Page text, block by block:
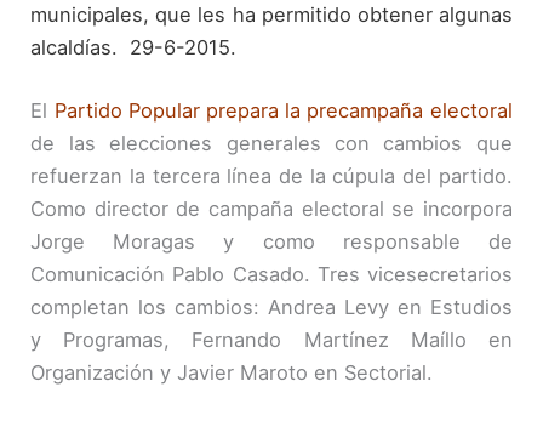
municipales, que les ha permitido obtener algunas
alcaldías.
29-6-2015.
El Partido Popular prepara la precampaña electoral
de las elecciones generales con cambios que
refuerzan la tercera línea de la cúpula del partido.
Como director de campaña electoral se incorpora
Jorge Moragas y como responsable de
Comunicación Pablo Casado. Tres vicesecretarios
completan los cambios: Andrea Levy en Estudios
y Programas, Fernando Martínez Maíllo en
Organización y Javier Maroto en Sectorial.